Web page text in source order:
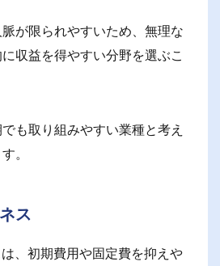
が限られやすいため、無理な
収益を得やすい分野を選ぶこ
も取り組みやすい業種と考え
。
ス
、初期費用や固定費を抑えや